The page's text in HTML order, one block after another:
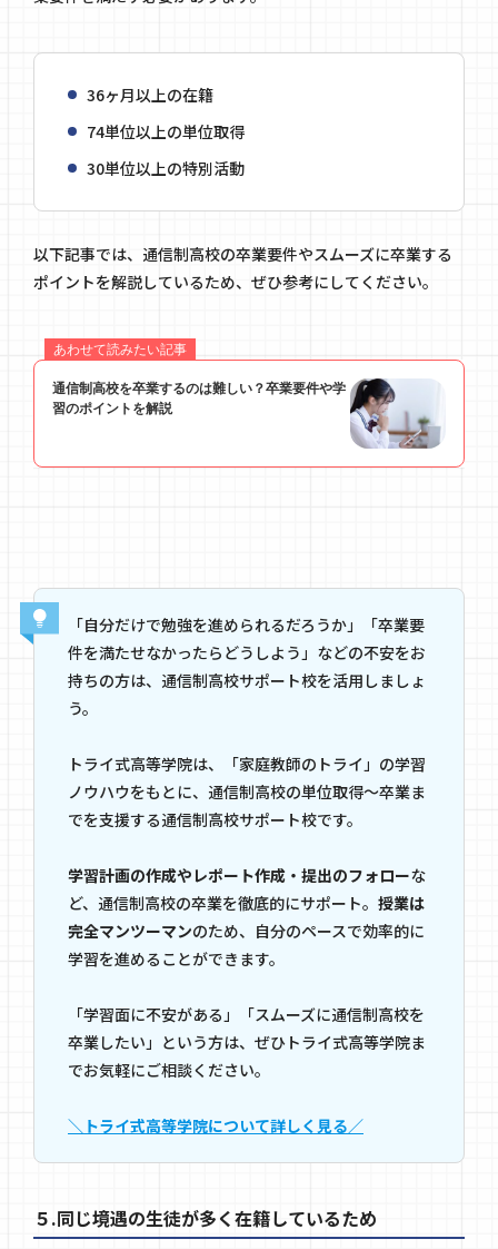
36ヶ月以上の在籍
74単位以上の単位取得
30単位以上の特別活動
以下記事では、通信制高校の卒業要件やスムーズに卒業する
ポイントを解説しているため、ぜひ参考にしてください。
「自分だけで勉強を進められるだろうか」「卒業要
件を満たせなかったらどうしよう」などの不安をお
持ちの方は、通信制高校サポート校を活用しましょ
う。
トライ式高等学院は、「家庭教師のトライ」の学習
ノウハウをもとに、通信制高校の単位取得～卒業ま
でを支援する通信制高校サポート校です。
学習計画の作成やレポート作成・提出のフォローな
ど、通信制高校の卒業を徹底的にサポート。 授業は
完全マンツーマンのため、自分のペースで効率的に
学習を進めることができます。
「学習面に不安がある」「スムーズに通信制高校を
卒業したい」という方は、ぜひトライ式高等学院ま
でお気軽にご相談ください。
＼トライ式高等学院について詳しく見る／
５.同じ境遇の生徒が多く在籍しているため